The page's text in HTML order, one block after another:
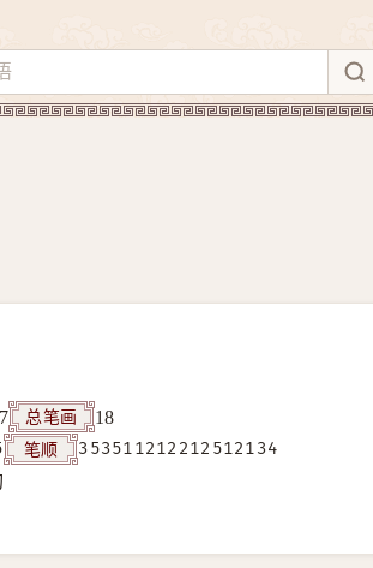
7 总笔画
18
笔顺
353511212212512134